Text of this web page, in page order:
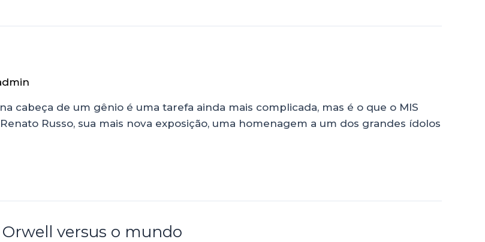
cabeça de um gênio é uma tarefa ainda mais complicada, mas é o que o MIS
Russo, sua mais nova exposição, uma homenagem a um dos grandes ídolos
versus o mundo